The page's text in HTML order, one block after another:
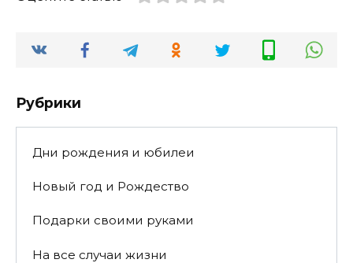
Рубрики
Дни рождения и юбилеи
Новый год и Рождество
Подарки своими руками
На все случаи жизни